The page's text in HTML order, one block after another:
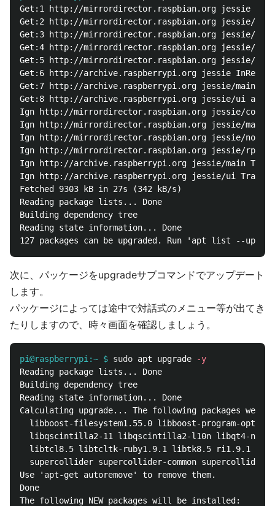
Get:1 http://mirrordirector.raspbian.org jessie
Get:2 http://mirrordirector.raspbian.org jessie/main
Get:3 http://mirrordirector.raspbian.org jessie/
Get:4 http://mirrordirector.raspbian.org jessie/non-
Get:5 http://mirrordirector.raspbian.org jessie/rpi
Get:6 http://archive.raspberrypi.org jessie
Get:7 http://archive.raspberrypi.org jessie/main
Get:8 http://archive.raspberrypi.org jessie/ui armhf
Ign http://mirrordirector.raspbian.org jessie/
Ign http://mirrordirector.raspbian.org jessie/main
Ign http://mirrordirector.raspbian.org jessie/non-
Ign http://mirrordirector.raspbian.org jessie/rpi
Ign http://archive.raspberrypi.org jessie/main
Ign http://archive.raspberrypi.org jessie/ui
Fetched 9303 kB in 27s (342 kB/s)
Reading package lists... Done
Building dependency tree
Reading state information... Done
次に、パッケージをupgradeサブコマンドでアップデート
します。
パッケージによっては途中で対話式のメニュー等が出てき
たりしますので、時々画面を確認しましょう。
pi@raspberrypi:~ $ sudo apt upgrade
-y
Reading package lists... Done
Building dependency tree
Reading state information... Done
Calculating upgrade... The following packages
libboost-filesystem1.55.0 libboost-program-
libqscintilla2-11 libqscintilla2-l10n libqt4-
libtcl8.5 libtcltk-ruby1.9.1 libtk8.5 ri1.9.1
supercollider supercollider-common
Use 'apt-get autoremove' to remove them.
Done
The following NEW packages will be installed: